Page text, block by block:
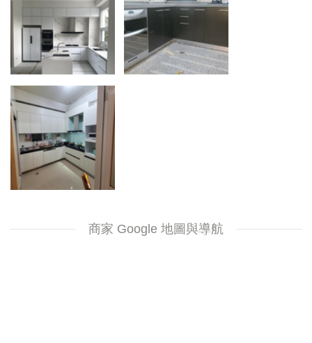
商家 Google 地圖與導航